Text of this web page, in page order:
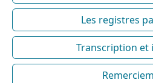
Les registres
Transcription et